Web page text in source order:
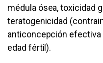
médula ósea, toxicidad
teratogenicidad
anticoncepción efectiva
edad fértil).